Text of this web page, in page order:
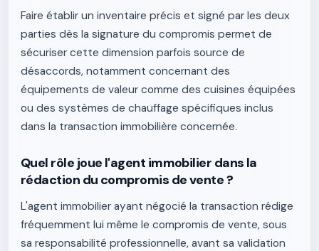
Faire établir un inventaire précis et signé par les deux
parties dès la signature du compromis permet de
sécuriser cette dimension parfois source de
désaccords, notamment concernant des
équipements de valeur comme des cuisines équipées
ou des systèmes de chauffage spécifiques inclus
dans la transaction immobilière concernée.
Quel rôle joue l'agent immobilier dans la
rédaction du compromis de vente ?
L'agent immobilier ayant négocié la transaction rédige
fréquemment lui même le compromis de vente, sous
sa responsabilité professionnelle, avant sa validation